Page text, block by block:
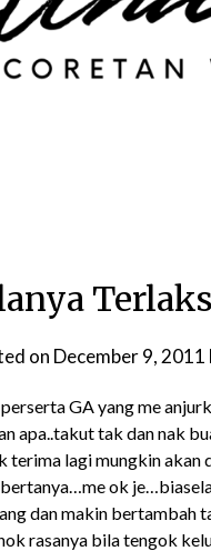
on December 9, 2011
GA yang me
apa..takut tak dan nak
lagi mungkin
ok
dan makin bertambah
rasanya bila tengok